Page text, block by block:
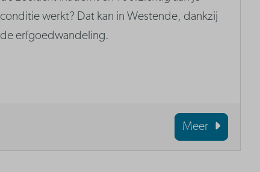
conditie werkt? Dat kan in Westende, dankzij
de erfgoedwandeling.
Meer